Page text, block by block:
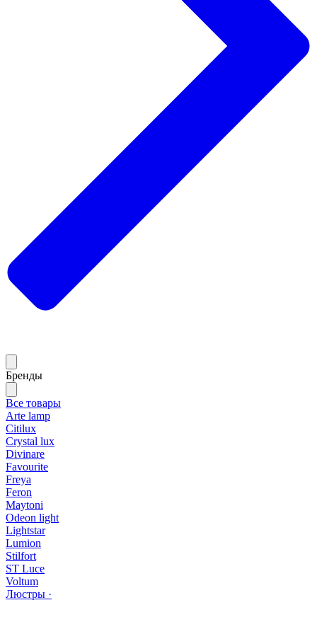
Бренды
Все товары
Arte lamp
Citilux
Crystal lux
Divinare
Favourite
Freya
Feron
Maytoni
Odeon light
Lightstar
Lumion
Stilfort
ST Luce
Voltum
Люстры ·